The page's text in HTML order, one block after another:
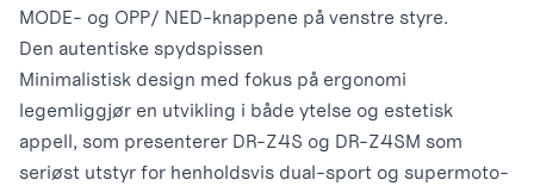
MODE- og OPP/ NED-knappene på venstre styre.
Den autentiske spydspissen
Minimalistisk design med fokus på ergonomi
legemliggjør en utvikling i både ytelse og estetisk
appell, som presenterer DR-Z4S og DR-Z4SM som
seriøst utstyr for henholdsvis dual-sport og supermoto-